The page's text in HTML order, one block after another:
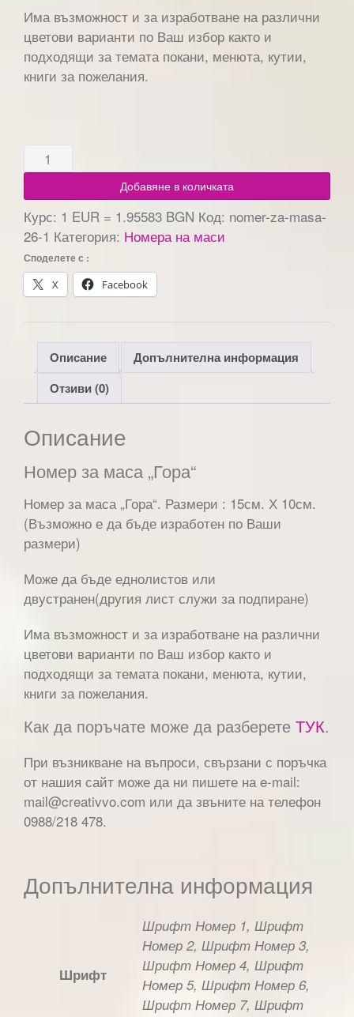
Има възможност и за изработване на различни
цветови варианти по Ваш избор както и
подходящи за темата покани, менюта, кутии,
книги за пожелания.
Добавяне в количката
Курс: 1 EUR = 1.95583 BGN Код: nomer-za-masa-
26-1 Категория: Номера на маси
Споделете с :
X
Facebook
Описание
Допълнителна информация
Отзиви (0)
Описание
Номер за маса „Гора“
Номер за маса „Гора“. Размери : 15см. Х 10см.
(Възможно е да бъде изработен по Ваши
размери)
Може да бъде еднолистов или
двустранен(другия лист служи за подпиране)
Има възможност и за изработване на различни
цветови варианти по Ваш избор както и
подходящи за темата покани, менюта, кутии,
книги за пожелания.
Как да поръчате може да разберете ТУК.
При възникване на въпроси, свързани с поръчка
от нашия сайт може да ни пишете на e-mail:
mail@creativvo.com или да звъните на телефон
0988/218 478.
Допълнителна информация
Шрифт
Шрифт Номер 1, Шрифт
Номер 2, Шрифт Номер 3,
Шрифт Номер 4, Шрифт
Номер 5, Шрифт Номер 6,
Шрифт Номер 7, Шрифт